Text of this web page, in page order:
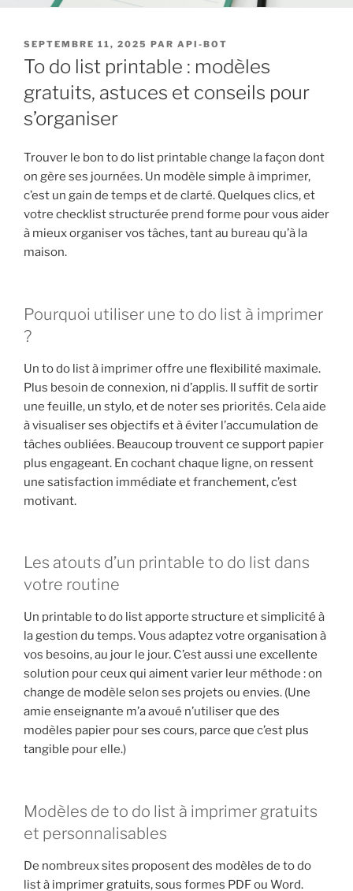
PUBLIÉ
LE
SEPTEMBRE 11, 2025 PAR API-BOT
To do list printable : modèles
gratuits, astuces et conseils pour
s’organiser
Trouver le bon to do list printable change la façon dont
on gère ses journées. Un modèle simple à imprimer,
c’est un gain de temps et de clarté. Quelques clics, et
votre checklist structurée prend forme pour vous aider
à mieux organiser vos tâches, tant au bureau qu’à la
maison.
Pourquoi utiliser une to do list à imprimer
?
Un to do list à imprimer offre une flexibilité maximale.
Plus besoin de connexion, ni d’applis. Il suffit de sortir
une feuille, un stylo, et de noter ses priorités. Cela aide
à visualiser ses objectifs et à éviter l’accumulation de
tâches oubliées. Beaucoup trouvent ce support papier
plus engageant. En cochant chaque ligne, on ressent
une satisfaction immédiate et franchement, c’est
motivant.
Les atouts d’un printable to do list dans
votre routine
Un printable to do list apporte structure et simplicité à
la gestion du temps. Vous adaptez votre organisation à
vos besoins, au jour le jour. C’est aussi une excellente
solution pour ceux qui aiment varier leur méthode : on
change de modèle selon ses projets ou envies. (Une
amie enseignante m’a avoué n’utiliser que des
modèles papier pour ses cours, parce que c’est plus
tangible pour elle.)
Modèles de to do list à imprimer gratuits
et personnalisables
De nombreux sites proposent des modèles de to do
list à imprimer gratuits, sous formes PDF ou Word.